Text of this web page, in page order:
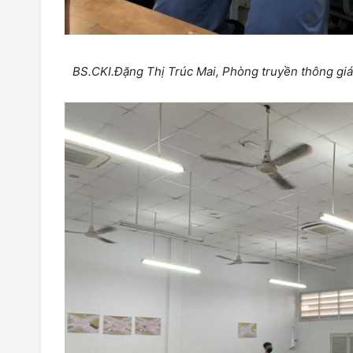
BS.CKI.Đặng Thị Trúc Mai, Phòng truyền